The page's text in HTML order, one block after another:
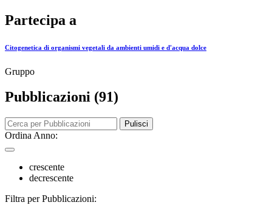
Partecipa a
Citogenetica di organismi vegetali da ambienti umidi e d'acqua dolce
Gruppo
Pubblicazioni (91)
Pulisci
Ordina Anno:
crescente
decrescente
Filtra per Pubblicazioni: